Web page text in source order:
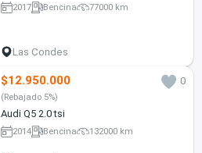
2017 Bencina 77000 km
Las Condes
$12.950.000 0
(Rebajado 5%)
Audi Q5 2.0 tsi
2014 Bencina 132000 km